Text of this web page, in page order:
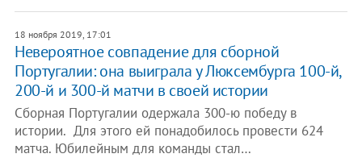
18 ноября 2019, 17:01
Невероятное совпадение для сборной
Португалии: она выиграла у Люксембурга 100-й,
200-й и 300-й матчи в своей истории
Сборная Португалии одержала 300-ю победу в
истории. Для этого ей понадобилось провести 624
матча. Юбилейным для команды стал…